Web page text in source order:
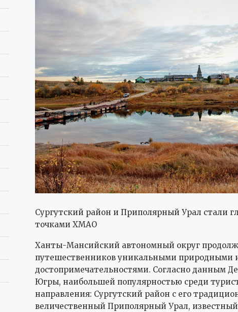
Сургутский район и Приполярный Урал стали
точками ХМАО
Ханты-Мансийский автономный округ
путешественников уникальными природными
достопримечательностями. Согласно данным
Югры, наибольшей популярностью среди
направления: Сургутский район с его
величественный Приполярный Урал,